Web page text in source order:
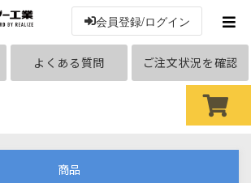
会員登録/ログイン
よくある質問 ご注文状況を確認
商品